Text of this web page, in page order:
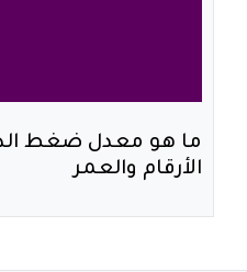
ما هو معدل ضغط
الأرقام والعمر